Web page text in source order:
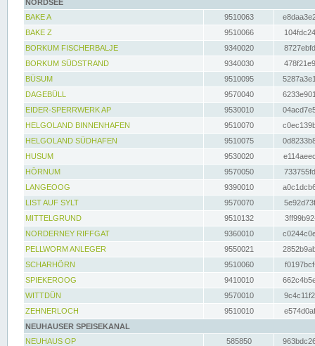
NORDSEE
BAKE A
9510063
BAKE Z
9510066
BORKUM FISCHERBALJE
9340020
BORKUM SÜDSTRAND
9340030
BÜSUM
9510095
DAGEBÜLL
9570040
EIDER-SPERRWERK AP
9530010
HELGOLAND BINNENHAFEN
9510070
HELGOLAND SÜDHAFEN
9510075
HUSUM
9530020
HÖRNUM
9570050
LANGEOOG
9390010
LIST AUF SYLT
9570070
MITTELGRUND
9510132
NORDERNEY RIFFGAT
9360010
PELLWORM ANLEGER
9550021
SCHARHÖRN
9510060
SPIEKEROOG
9410010
WITTDÜN
9570010
ZEHNERLOCH
9510010
NEUHAUSER SPEISEKANAL
NEUHAUS OP
585850